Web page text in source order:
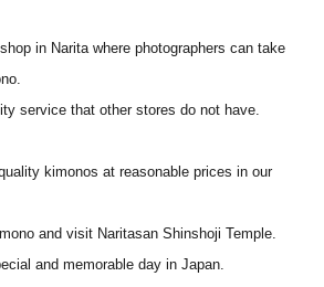
in Narita where photographers can take
service that other stores do not have.
kimonos at reasonable prices in our
and visit Naritasan Shinshoji Temple.
and memorable day in Japan.